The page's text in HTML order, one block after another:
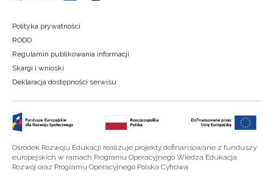
Polityka prywatności
RODO
Regulamin publikowania informacji
Skargi i wnioski
Deklaracja dostępności serwisu
Ośrodek Rozwoju Edukacji realizuje projekty dofinansowane z funduszy
europejskich w ramach Programu Operacyjnego Wiedza Edukacja
Rozwój oraz Programu Operacyjnego Polska Cyfrowa